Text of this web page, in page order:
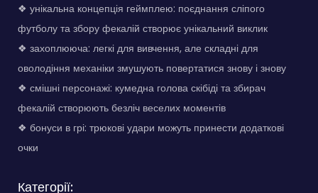
❖ унікальна концепція геймплею: поєднання сліпого
футболу та збору фекалій створює унікальний виклик
❖ захоплююча: легкі для вивчення, але складні для
оволодіння механіки змушують повертатися знову і знову
❖ смішні персонажі: кумедна голова скібіді та збирач
фекалій створюють безліч веселих моментів
❖ бонуси в грі: трюкові удари можуть принести додаткові
очки
Категорії: